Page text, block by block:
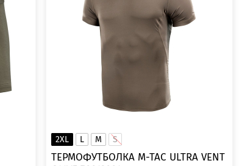
2XL L M S
ТЕРМОФУТБОЛКА M-TAC ULTRA VENT